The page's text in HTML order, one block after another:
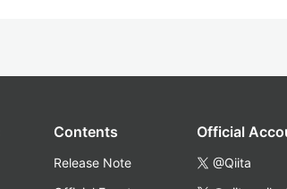
Contents
Release Note
Official
@Qiita